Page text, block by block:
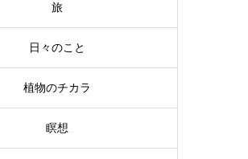
旅
日々のこと
植物のチカラ
瞑想